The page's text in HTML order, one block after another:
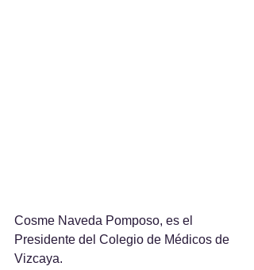
Cosme Naveda Pomposo, es el
Presidente del Colegio de Médicos de
Vizcaya.